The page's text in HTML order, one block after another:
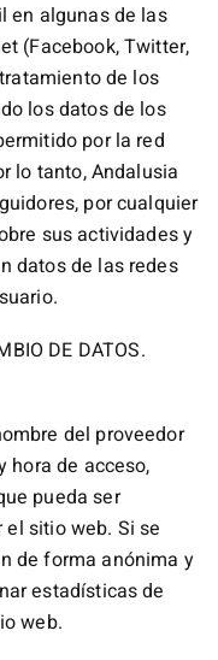
en algunas de las
(Facebook, Twitter,
de los
los datos de los
por la red
lo tanto, Andalusia
por cualquier
sus actividades y
datos de las redes
DE DATOS.
del proveedor
hora de acceso,
pueda ser
sitio web. Si se
de forma anónima y
estadísticas de
web.